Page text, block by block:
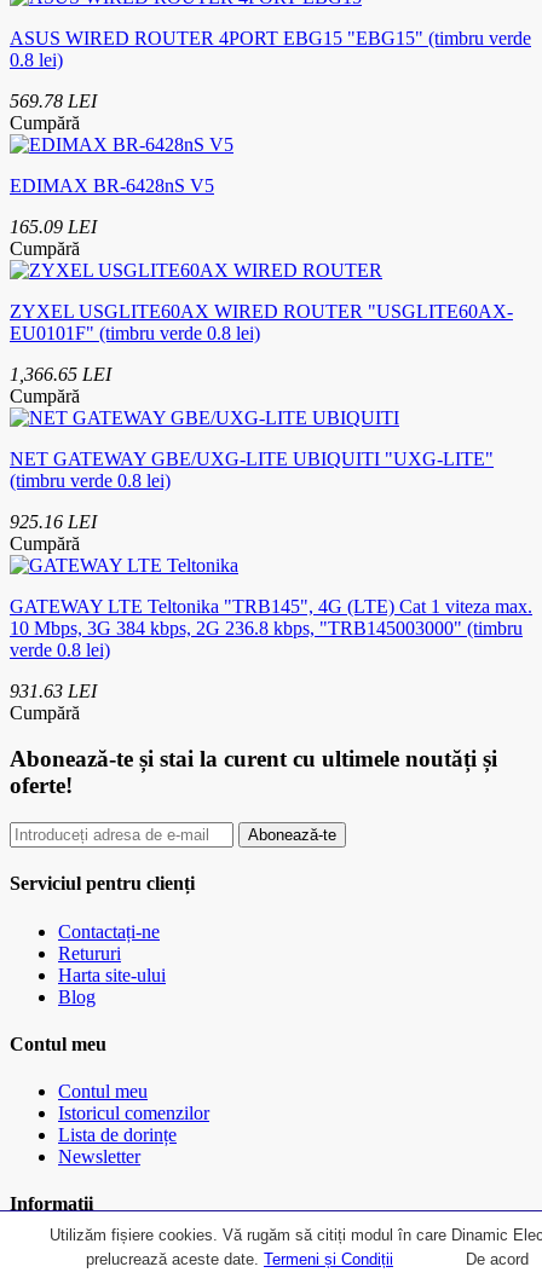
ASUS WIRED ROUTER 4PORT EBG15 "EBG15" (timbru verde
0.8 lei)
569.78 LEI
Cumpără
EDIMAX BR-6428nS V5
165.09 LEI
Cumpără
ZYXEL USGLITE60AX WIRED ROUTER "USGLITE60AX-
EU0101F" (timbru verde 0.8 lei)
1,366.65 LEI
Cumpără
NET GATEWAY GBE/UXG-LITE UBIQUITI "UXG-LITE"
(timbru verde 0.8 lei)
925.16 LEI
Cumpără
GATEWAY LTE Teltonika "TRB145", 4G (LTE) Cat 1 viteza max.
10 Mbps, 3G 384 kbps, 2G 236.8 kbps, "TRB145003000" (timbru
verde 0.8 lei)
931.63 LEI
Cumpără
Utilizăm fișiere cookies. Vă rugăm să citiți modul în care Dinamic
prelucrează aceste date. Termeni și Condiții De acord
Abonează-te și stai la curent cu ultimele noutăți și
oferte!
Abonează-te
Serviciul pentru clienți
Contactați-ne
Retururi
Harta site-ului
Blog
Contul meu
Contul meu
Istoricul comenzilor
Lista de dorințe
Newsletter
Informații
Despre noi
Inchirieri copiatoare